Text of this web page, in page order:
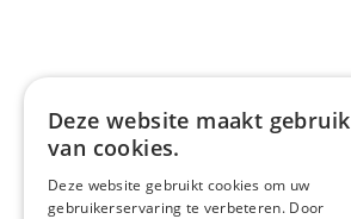
Deze website maakt gebruik
van cookies.
Deze website gebruikt cookies om uw
gebruikerservaring te verbeteren. Door